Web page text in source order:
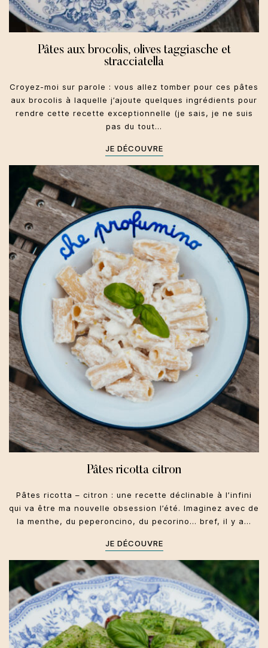
Pâtes aux brocolis, olives taggiasche et
stracciatella
Croyez-moi sur parole : vous allez tomber pour ces pâtes
aux brocolis à laquelle j’ajoute quelques ingrédients pour
rendre cette recette exceptionnelle (je sais, je ne suis
pas du tout…
JE DÉCOUVRE
Toscane
Primi
Été
Pâtes ricotta citron
Pâtes ricotta – citron : une recette déclinable à l’infini
qui va être ma nouvelle obsession l’été. Imaginez avec de
la menthe, du peperoncino, du pecorino… bref, il y a…
JE DÉCOUVRE
Toscane
Primi
Été